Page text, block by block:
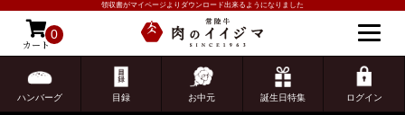
領収書がマイページよりダウンロード出来るようになりました
カート
0
ハンバーグ 目録 お中元 誕生日特集 ログイン
ゲスト 様こんにちは
ログイン